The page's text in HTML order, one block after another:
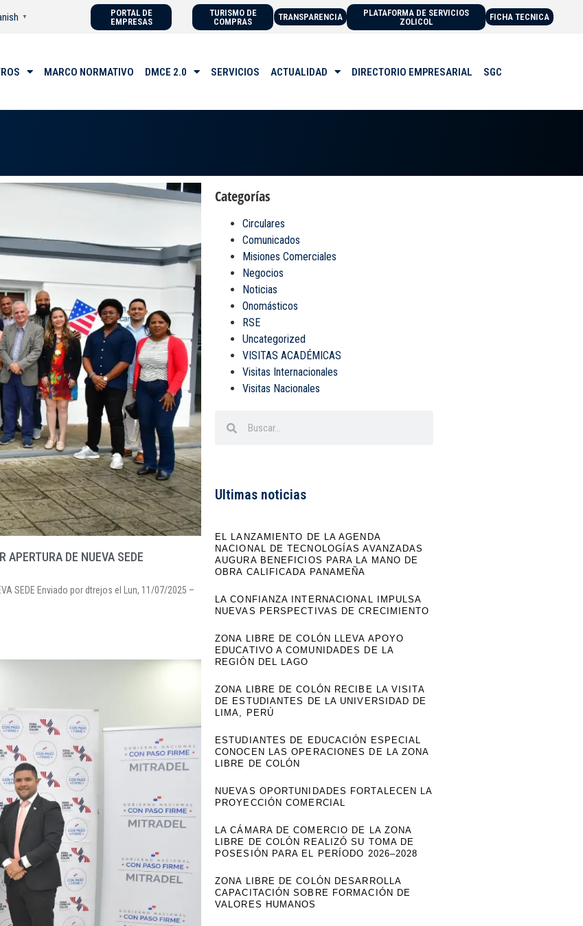
▼
PORTAL DE
EMPRESAS
TURISMO DE
COMPRAS
TRANSPARENCIA
PLATAFORMA DE SERVICIOS
ZOLICOL
FICHA TECNICA
MARCO NORMATIVO DMCE 2.0 SERVICIOS ACTUALIDAD DIRECTORIO EMPRESARIAL SGC
APERTURA DE NUEVA SEDE
SEDE Enviado por dtrejos el Lun, 11/07/2025 –
Categorías
Circulares
Comunicados
Misiones Comerciales
Negocios
Noticias
Onomásticos
RSE
Uncategorized
VISITAS ACADÉMICAS
Visitas Internacionales
Visitas Nacionales
Ultimas noticias
EL LANZAMIENTO DE LA AGENDA
NACIONAL DE TECNOLOGÍAS AVANZADAS
AUGURA BENEFICIOS PARA LA MANO DE
OBRA CALIFICADA PANAMEÑA
LA CONFIANZA INTERNACIONAL IMPULSA
NUEVAS PERSPECTIVAS DE CRECIMIENTO
ZONA LIBRE DE COLÓN LLEVA APOYO
EDUCATIVO A COMUNIDADES DE LA
REGIÓN DEL LAGO
ZONA LIBRE DE COLÓN RECIBE LA VISITA
DE ESTUDIANTES DE LA UNIVERSIDAD DE
LIMA, PERÚ
ESTUDIANTES DE EDUCACIÓN ESPECIAL
CONOCEN LAS OPERACIONES DE LA ZONA
LIBRE DE COLÓN
NUEVAS OPORTUNIDADES FORTALECEN LA
PROYECCIÓN COMERCIAL
LA CÁMARA DE COMERCIO DE LA ZONA
LIBRE DE COLÓN REALIZÓ SU TOMA DE
POSESIÓN PARA EL PERÍODO 2026–2028
ZONA LIBRE DE COLÓN DESARROLLA
CAPACITACIÓN SOBRE FORMACIÓN DE
VALORES HUMANOS